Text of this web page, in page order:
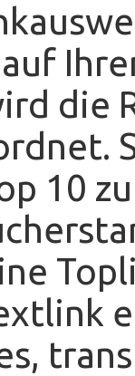
die
10